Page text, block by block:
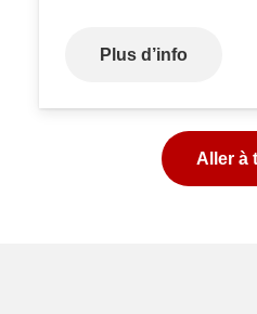
Plus d’info
Aller à